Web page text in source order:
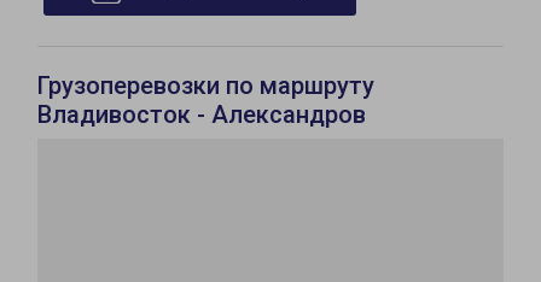
Грузоперевозки по маршруту
Владивосток - Александров